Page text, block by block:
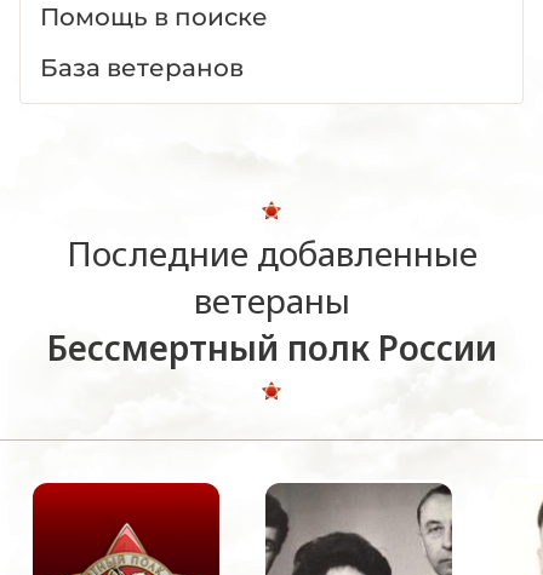
Помощь в поиске
База ветеранов
Последние добавленные
ветераны
Бессмертный полк России